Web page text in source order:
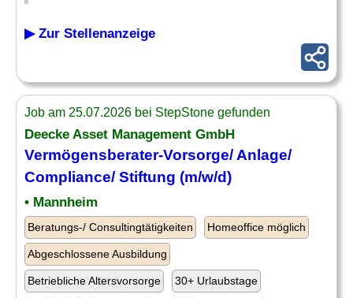
▶ Zur Stellenanzeige
Job am 25.07.2026 bei StepStone gefunden
Deecke Asset Management GmbH
Vermögensberater-Vorsorge/ Anlage/
Compliance/ Stiftung (m/w/d)
• Mannheim
Beratungs-/ Consultingtätigkeiten Homeoffice möglich
Abgeschlossene Ausbildung
Betriebliche Altersvorsorge 30+ Urlaubstage